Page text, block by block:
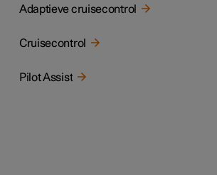
Adaptieve cruisecontrol
Cruisecontrol
Pilot Assist